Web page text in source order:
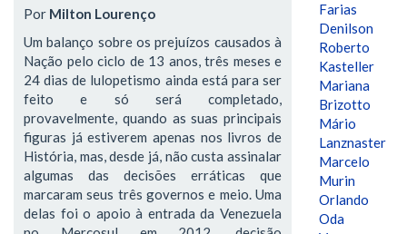
Por Milton Lourenço
Um balanço sobre os prejuízos causados à
Nação pelo ciclo de 13 anos, três meses e
24 dias de lulopetismo ainda está para ser
feito e só será completado,
provavelmente, quando as suas principais
figuras já estiverem apenas nos livros de
História, mas, desde já, não custa assinalar
algumas das decisões erráticas que
marcaram seus três governos e meio. Uma
delas foi o apoio à entrada da Venezuela
Farias
Denilson
Roberto
Kasteller
Mariana
Brizotto
Mário
Lanznaster
Marcelo
Murin
Orlando
Oda